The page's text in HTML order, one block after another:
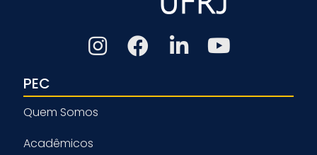
PEC
Quem Somos
Acadêmicos